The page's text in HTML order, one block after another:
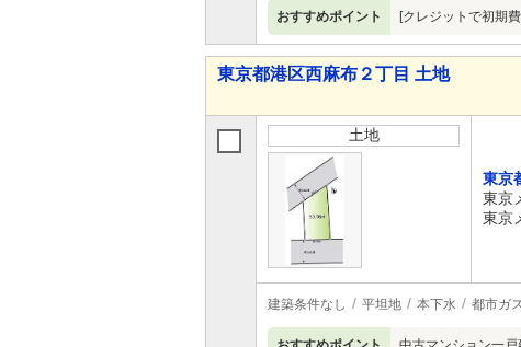
おすすめポイント [クレジットで初期
東京都港区西麻布２丁目 土地
土地
東京
東京
東京
建築条件なし 平坦地 本下水 都市ガ